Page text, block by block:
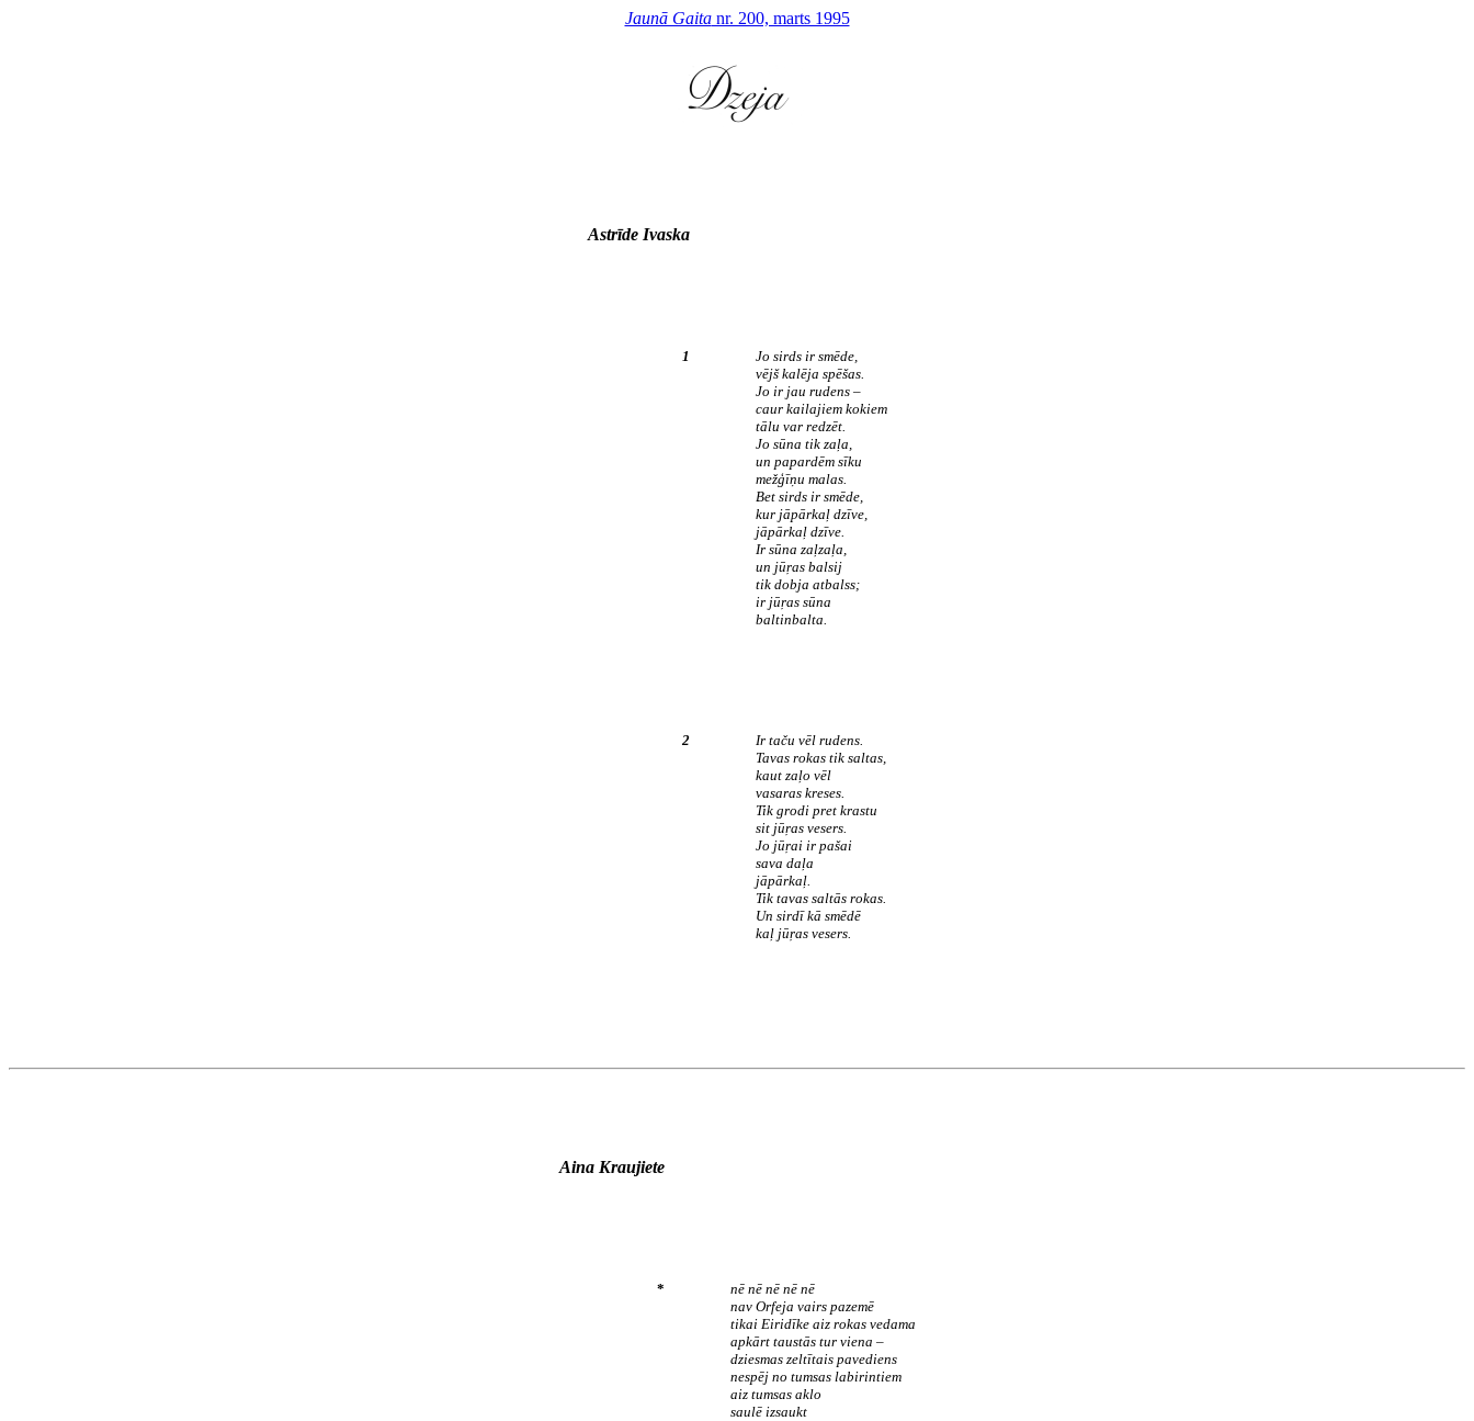
Jaunā Gaitanr. 200, marts 1995
Astrīde Ivaska
1
Jo sirds ir smēde,
vējš kalēja spēšas.
Jo ir jau rudens –
caur kailajiem kokiem
tālu var redzēt.
Jo sūna tik zaļa,
un papardēm sīku
mežģīņu malas.
Bet sirds ir smēde,
kur jāpārkaļ dzīve,
jāpārkaļ dzīve.
Ir sūna zaļzaļa,
un jūŗas balsij
tik dobja atbalss;
ir jūŗas sūna
baltinbalta.
2
Ir taču vēl rudens.
Tavas rokas tik saltas,
kaut zaļo vēl
vasaras kreses.
Tik grodi pret krastu
sit jūŗas vesers.
Jo jūŗai ir pašai
sava daļa
jāpārkaļ.
Tik tavas saltās rokas.
Un sirdī kā smēdē
kaļ jūŗas vesers.
Aina Kraujiete
*
nē nē nē nē nē
nav Orfeja vairs pazemē
tikai Eiridīke aiz rokas vedama
apkārt taustās tur viena –
dziesmas zeltītais pavediens
nespēj no tumsas labirintiem
aiz tumsas aklo
saulē izsaukt